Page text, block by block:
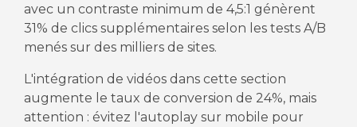
avec un contraste minimum de 4,5:1 génèrent
31% de clics supplémentaires selon les tests A/B
menés sur des milliers de sites.
L'intégration de vidéos dans cette section
augmente le taux de conversion de 24%, mais
attention : évitez l'autoplay sur mobile pour